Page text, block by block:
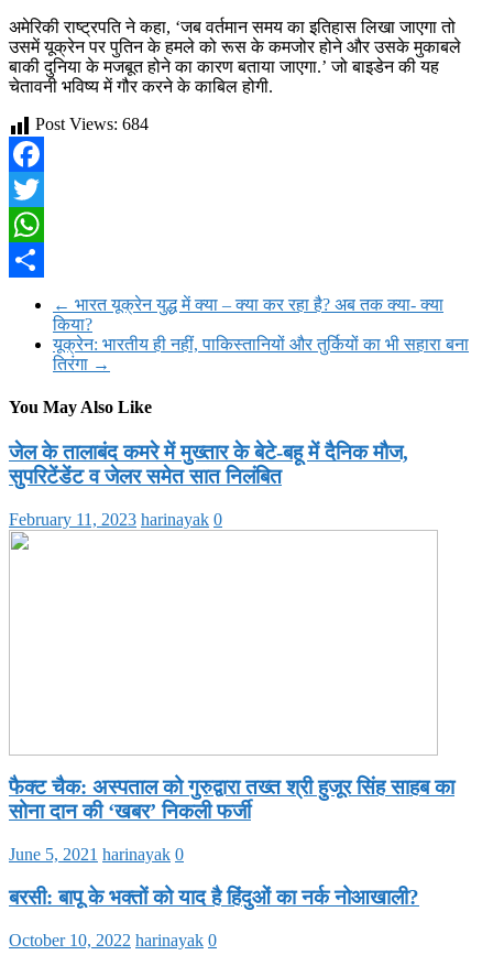
अमेरिकी राष्ट्रपति ने कहा, ‘जब वर्तमान समय का इतिहास लिखा जाएगा तो
उसमें यूक्रेन पर पुतिन के हमले को रूस के कमजोर होने और उसके मुकाबले
बाकी दुनिया के मजबूत होने का कारण बताया जाएगा.’ जो बाइडेन की यह
चेतावनी भविष्य में गौर करने के काबिल होगी.
Post Views: 684
Facebook
Twitter
WhatsApp
← भारत यूक्रेन युद्ध में क्या – क्या कर रहा है? अब तक क्या- क्या
किया?
यूक्रेन: भारतीय ही नहीं, पाकिस्तानियों और तुर्कियों का भी सहारा बना
तिरंगा →
You May Also Like
जेल के तालाबंद कमरे में मुख्तार के बेटे-बहू में दैनिक मौज,
सुपरिटेंडेंट व जेलर समेत सात निलंबित
February 11, 2023 harinayak 0
फैक्ट चैक: अस्पताल को गुरुद्वारा तख्त श्री हुजूर सिंह साहब का
सोना दान की ‘खबर’ निकली फर्जी
June 5, 2021 harinayak 0
बरसी: बापू के भक्तों को याद है हिंदुओं का नर्क नोआखाली?
October 10, 2022 harinayak 0